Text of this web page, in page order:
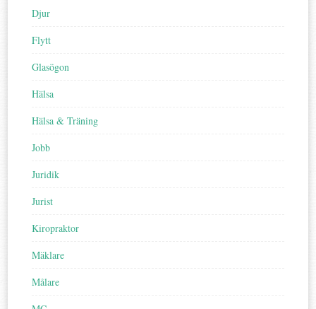
Djur
Flytt
Glasögon
Hälsa
Hälsa & Träning
Jobb
Juridik
Jurist
Kiropraktor
Mäklare
Målare